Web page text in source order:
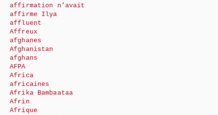
affirmation n’avait
affirme Ilya
affluent
Affreux
afghanes
Afghanistan
afghans
AFPA
Africa
africaines
Afrika Bambaataa
Afrin
Afrique